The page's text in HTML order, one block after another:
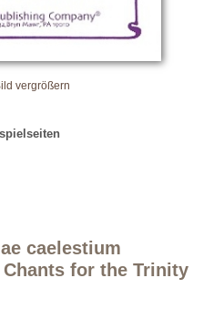
caelestium
for the Trinity
vergrößern